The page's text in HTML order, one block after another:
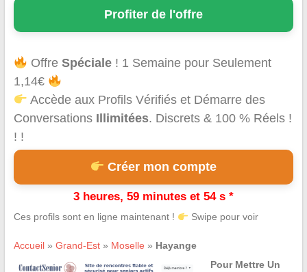
Profiter de l'offre
OffreSpéciale ! 1 Semaine pour Seulement
1,14€
Accède aux Profils Vérifiés et Démarre des
Conversations Illimitées. Discrets & 100 % Réels !
! !
Créer mon compte
3 heures, 59 minutes et 54 s *
Ces profils sont en ligne maintenant ! Swipe pour voir
Accueil» Grand-Est» Moselle » Hayange
Pour Mettre Un